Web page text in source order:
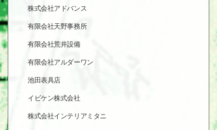
株式会社アドバンス
有限会社天野事務所
有限会社荒井設備
有限会社アルダーワン
池田表具店
イビケン株式会社
株式会社インテリアミタニ